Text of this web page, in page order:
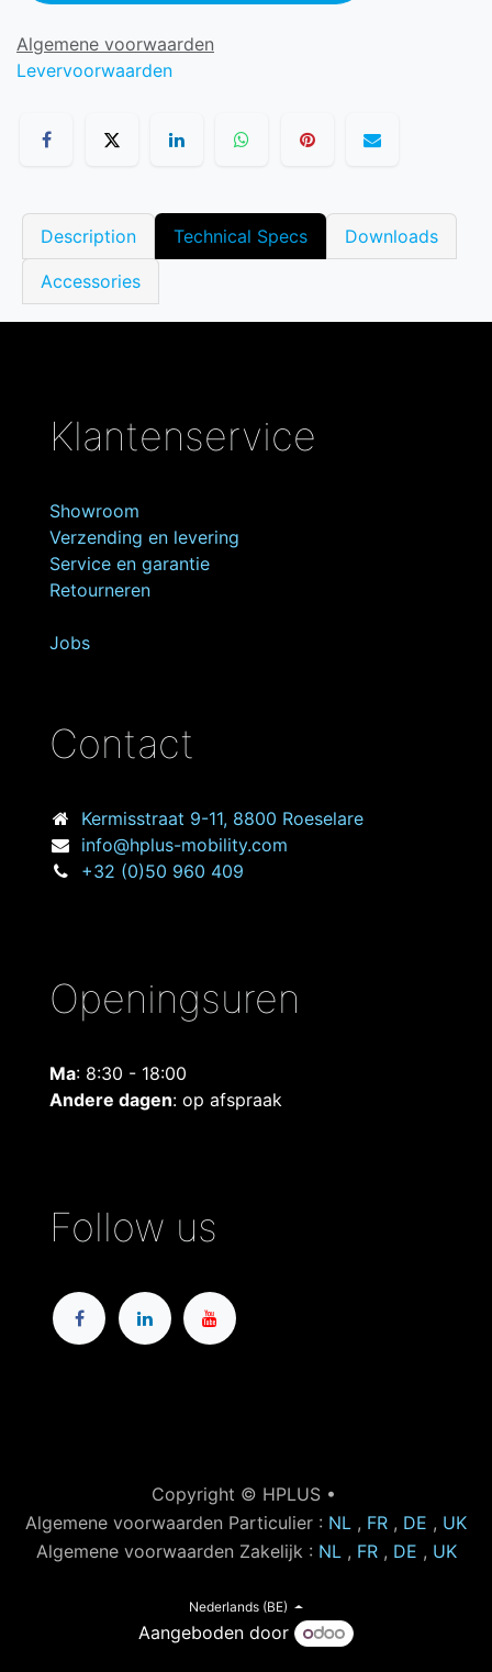
Algemene voorwaarden
Levervoorwaarden
Description Technical Specs Downloads
Accessories
Klantenservice
Showroom
Verzending en levering
Service en garantie
Retourneren
Jobs
Contact
Kermisstraat 9-11, 8800 Roeselare
info@hplus-mobility.com
+32 (0)50 960 409
Openingsuren
Ma: 8:30 - 18:00
Andere dagen: op afspraak
Follow us
Copyright © HPLUS •
Algemene voorwaarden Particulier : NL , FR , DE , UK
Algemene voorwaarden Zakelijk : NL, FR, DE , UK
Nederlands (BE)
Aangeboden door